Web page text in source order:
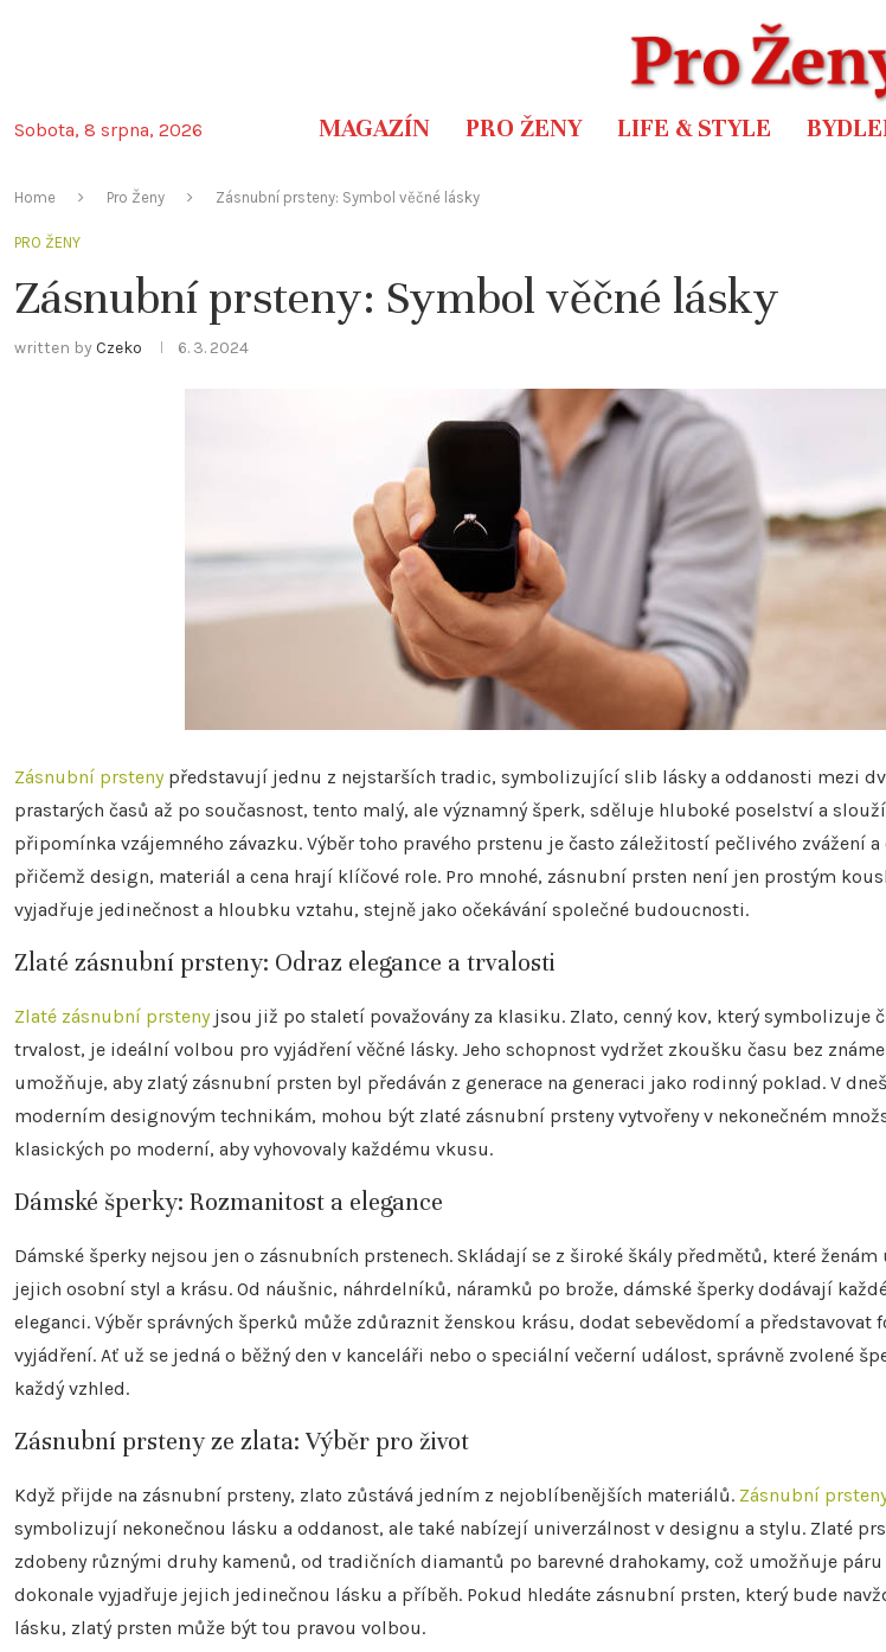
Sobota, 8 srpna, 2026 MAGAZÍN PRO ŽENY LIFE & STYLE
Home Pro Ženy Zásnubní prsteny: Symbol věčné lásky
PRO ŽENY
Zásnubní prsteny: Symbol věčné lásky
written by Czeko 6. 3. 2024
Zásnubní prstenypředstavují jednu z nejstarších tradic, symbolizující slib lásky a oddanosti mezi
prastarých časů až po současnost, tento malý, ale významný šperk, sděluje hluboké poselství a
připomínka vzájemného závazku. Výběr toho pravého prstenu je často záležitostí pečlivého zvážení
přičemž design, materiál a cena hrají klíčové role. Pro mnohé, zásnubní prsten není jen prostým
vyjadřuje jedinečnost a hloubku vztahu, stejně jako očekávání společné budoucnosti.
Zlaté zásnubní prsteny: Odraz elegance a trvalosti
Zlaté zásnubní prstenyjsou již po staletí považovány za klasiku. Zlato, cenný kov, který symbolizuje
trvalost, je ideální volbou pro vyjádření věčné lásky. Jeho schopnost vydržet zkoušku času bez
umožňuje, aby zlatý zásnubní prsten byl předáván z generace na generaci jako rodinný poklad. V
moderním designovým technikám, mohou být zlaté zásnubní prsteny vytvořeny v nekonečném
klasických po moderní, aby vyhovovaly každému vkusu.
Dámské šperky: Rozmanitost a elegance
Dámské šperky nejsou jen o zásnubních prstenech. Skládají se z široké škály předmětů, které
jejich osobní styl a krásu. Od náušnic, náhrdelníků, náramků po brože, dámské šperky dodávají
eleganci. Výběr správných šperků může zdůraznit ženskou krásu, dodat sebevědomí a představovat
vyjádření. Ať už se jedná o běžný den v kanceláři nebo o speciální večerní událost, správně zvolené
každý vzhled.
Zásnubní prsteny ze zlata: Výběr pro život
Když přijde na zásnubní prsteny, zlato zůstává jedním z nejoblíbenějších materiálů. Zásnubní
symbolizují nekonečnou lásku a oddanost, ale také nabízejí univerzálnost v designu a stylu. Zlaté
zdobeny různými druhy kamenů, od tradičních diamantů po barevné drahokamy, což umožňuje
dokonale vyjadřuje jejich jedinečnou lásku a příběh. Pokud hledáte zásnubní prsten, který bude
lásku, zlatý prsten může být tou pravou volbou.